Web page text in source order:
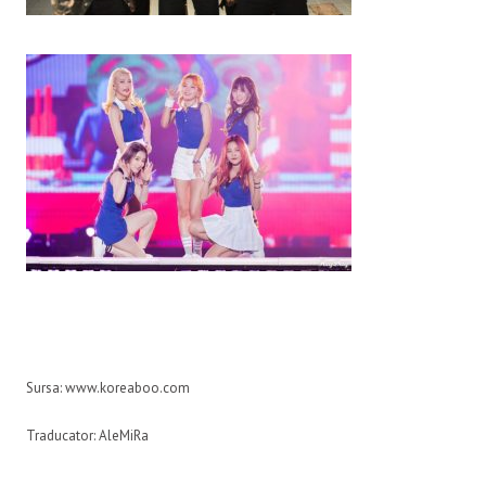
Sursa: www.koreaboo.com
Traducator: AleMiRa